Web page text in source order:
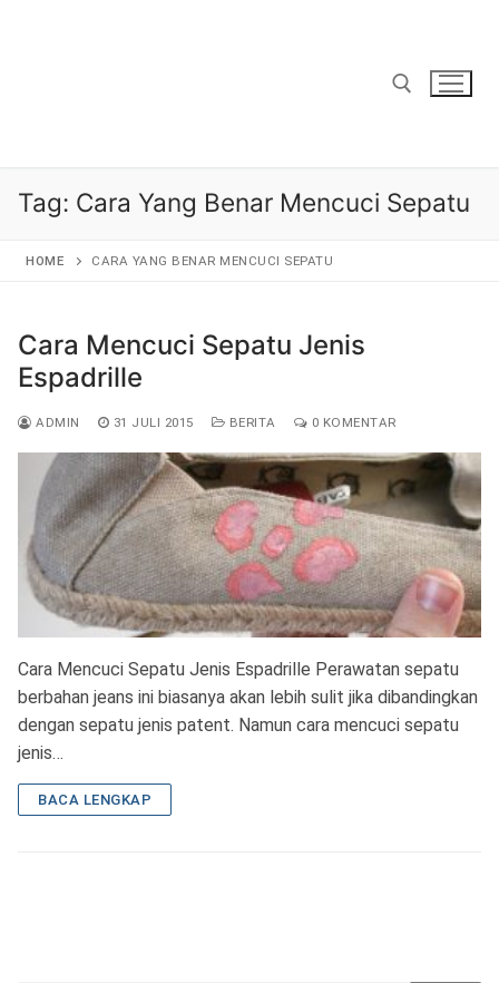
Tag: Cara Yang Benar Mencuci Sepatu
HOME CARA YANG BENAR MENCUCI SEPATU
Cara Mencuci Sepatu Jenis
Espadrille
ADMIN 31 JULI 2015 BERITA 0 KOMENTAR
Cara Mencuci Sepatu Jenis Espadrille Perawatan sepatu
berbahan jeans ini biasanya akan lebih sulit jika dibandingkan
dengan sepatu jenis patent. Namun cara mencuci sepatu
jenis…
BACA LENGKAP